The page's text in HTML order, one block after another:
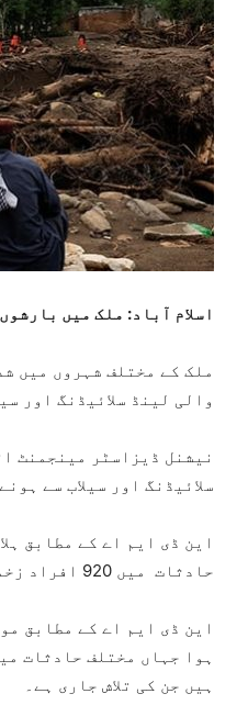
اسلام آباد: ملک میں بارشوں اور
ملک کے مختلف شہروں میں
والی لینڈ سلائیڈنگ اور
سلائیڈنگ اور سیلاب سے ہونے والے
حادثات میں 920 افراد زخمی بھی ہوئے۔
این ڈی ایم اے کے مطابق
ہیں جن کی تلاش جاری ہے۔